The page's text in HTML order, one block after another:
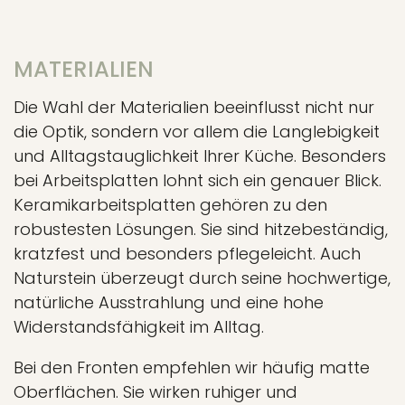
MATERIALIEN
Die Wahl der Materialien beeinflusst nicht nur
die Optik, sondern vor allem die Langlebigkeit
und Alltagstauglichkeit Ihrer Küche. Besonders
bei Arbeitsplatten lohnt sich ein genauer Blick.
Keramikarbeitsplatten gehören zu den
robustesten Lösungen. Sie sind hitzebeständig,
kratzfest und besonders pflegeleicht. Auch
Naturstein überzeugt durch seine hochwertige,
natürliche Ausstrahlung und eine hohe
Widerstandsfähigkeit im Alltag.
Bei den Fronten empfehlen wir häufig matte
Oberflächen. Sie wirken ruhiger und